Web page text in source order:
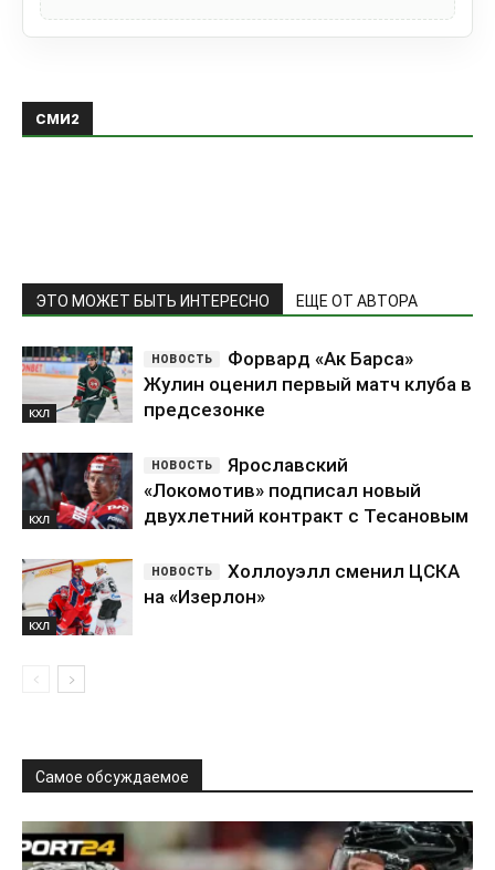
СМИ2
ЭТО МОЖЕТ БЫТЬ ИНТЕРЕСНО ЕЩЕ ОТ АВТОРА
КХЛ
Форвард «Ак Барса»
Жулин оценил первый матч клуба в
предсезонке
КХЛ
Ярославский
«Локомотив» подписал новый
двухлетний контракт с Тесановым
КХЛ
Холлоуэлл сменил ЦСКА
на «Изерлон»
Самое обсуждаемое